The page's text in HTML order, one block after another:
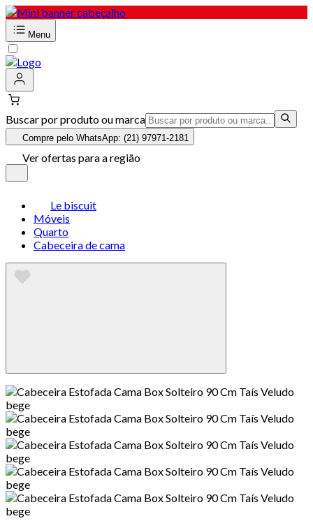
Menu
Buscar por produto ou marca
Compre pelo WhatsApp: (21) 97971-2181
Ver ofertas para a região
Le biscuit
Móveis
Quarto
Cabeceira de cama